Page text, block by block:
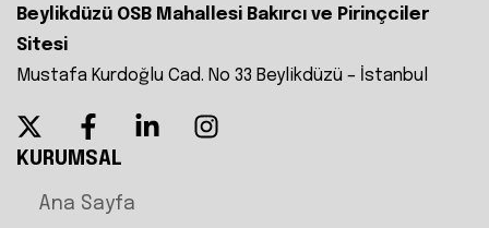
Beylikdüzü OSB Mahallesi Bakırcı ve Pirinçciler
Sitesi
Mustafa Kurdoğlu Cad. No 33 Beylikdüzü – İstanbul
KURUMSAL
Ana Sayfa